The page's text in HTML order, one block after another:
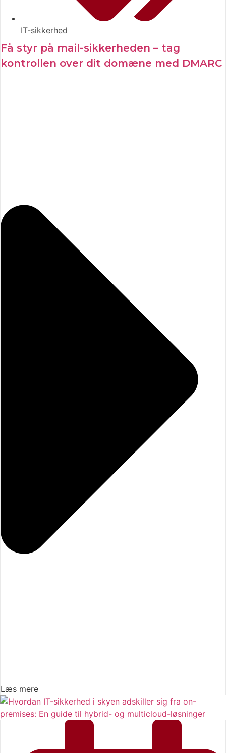
IT-sikkerhed
Få styr på mail-sikkerheden – tag
kontrollen over dit domæne med DMARC
Læs mere